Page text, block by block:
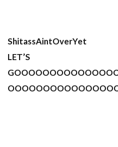
ShitassAintOverYet
LET’S